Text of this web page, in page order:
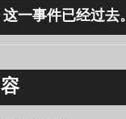
这一事件已经过去。